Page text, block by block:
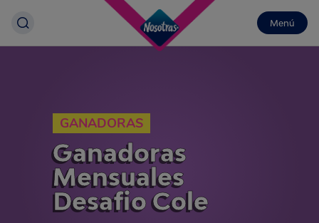
Menú
GANADORAS
Ganadoras
Mensuales
Desafio Cole